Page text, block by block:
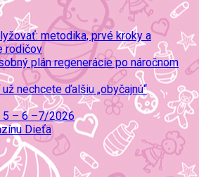
metodika, prvé kroky a
rodičov
plán regenerácie po náročnom
nechcete ďalšiu „obyčajnú“
5 – 6 –7/2026
Dieťa